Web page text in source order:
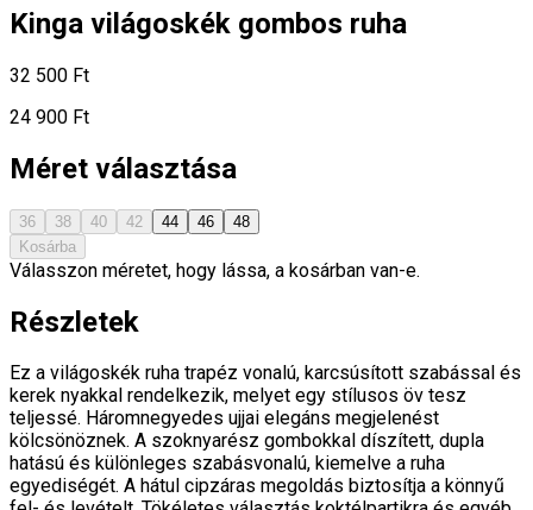
Kinga világoskék gombos ruha
32 500 Ft
24 900 Ft
Méret választása
36 38 40 42 44 46
48
Kosárba
Válasszon méretet, hogy lássa, a kosárban van-e.
Részletek
Ez a világoskék ruha trapéz vonalú, karcsúsított szabással és
kerek nyakkal rendelkezik, melyet egy stílusos öv tesz
teljessé. Háromnegyedes ujjai elegáns megjelenést
kölcsönöznek. A szoknyarész gombokkal díszített, dupla
hatású és különleges szabásvonalú, kiemelve a ruha
egyediségét. A hátul cipzáras megoldás biztosítja a könnyű